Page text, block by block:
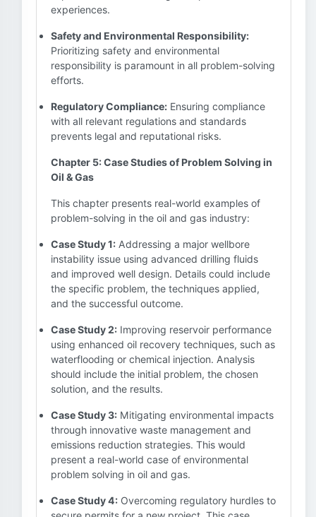
experiences.
Safety and Environmental Responsibility:
Prioritizing safety and environmental
responsibility is paramount in all problem-solving
efforts.
Regulatory Compliance: Ensuring compliance
with all relevant regulations and standards
prevents legal and reputational risks.
Chapter 5: Case Studies of Problem Solving in
Oil & Gas
This chapter presents real-world examples of
problem-solving in the oil and gas industry:
Case Study 1: Addressing a major wellbore
instability issue using advanced drilling fluids
and improved well design. Details could include
the specific problem, the techniques applied,
and the successful outcome.
Case Study 2: Improving reservoir performance
using enhanced oil recovery techniques, such as
waterflooding or chemical injection. Analysis
should include the initial problem, the chosen
solution, and the results.
Case Study 3: Mitigating environmental impacts
through innovative waste management and
emissions reduction strategies. This would
present a real-world case of environmental
problem solving in oil and gas.
Case Study 4: Overcoming regulatory hurdles to